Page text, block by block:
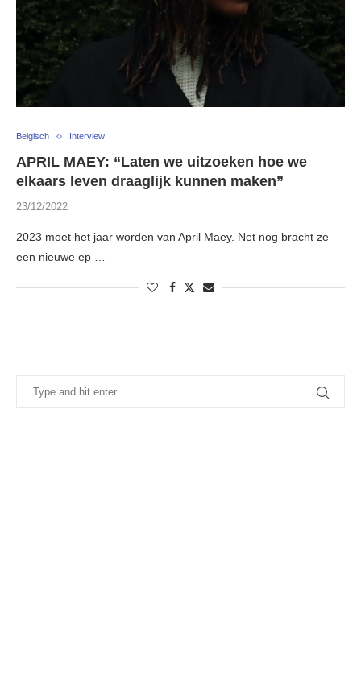
Belgisch Interview
APRIL MAEY: “Laten we uitzoeken hoe we
elkaars leven draaglijk kunnen maken”
23/12/2022
2023 moet het jaar worden van April Maey. Net nog bracht ze
een nieuwe ep …